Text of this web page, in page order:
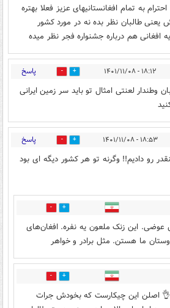
به تمام افغانستانیهای عزیز فعلا بهتره
یعنی طالبان نظر بده نه در مورد کشور
افغانی هم درباره جشنواره فجر نظر میده
۱۸:۱۲ - ۱۴۰۱/۱۱/۰۸ 0 پاسخ
لعنتی امثال تو باید سر زمین ایرانی
۱۸:۵۳ - ۱۴۰۱/۱۱/۰۸ 26 پاسخ
رو دادیم!! وگرنه تو هر کشور دیگه ای بود
1
عوضی. این زنک ملعون یه نفره. افغان‌های
ما هستن. مثل برادر و خواهر
0
اصلن این چیکارست که بخودش جرات